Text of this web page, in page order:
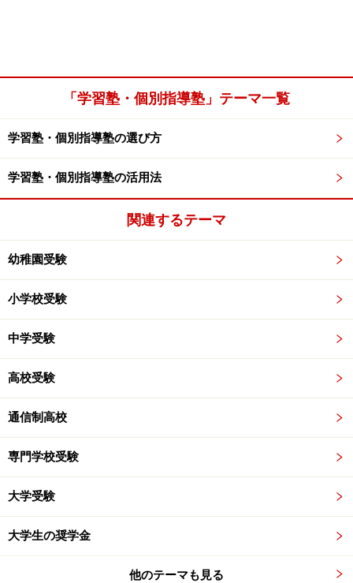
「学習塾・個別指導塾」テーマ一覧
学習塾・個別指導塾の選び方
学習塾・個別指導塾の活用法
関連するテーマ
幼稚園受験
小学校受験
中学受験
高校受験
通信制高校
専門学校受験
大学受験
大学生の奨学金
他のテーマも見る